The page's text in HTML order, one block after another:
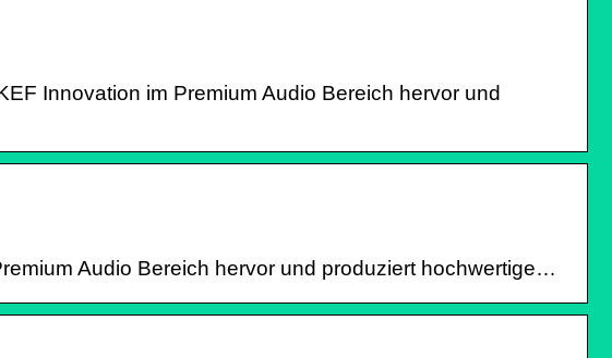
Innovation im Premium Audio Bereich hervor und
Audio Bereich hervor und produziert hochwertige…